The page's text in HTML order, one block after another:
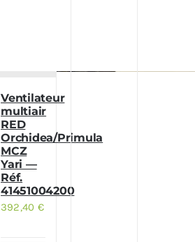
Ventilateur
multiair
RED
Orchidea/Primula
MCZ
Yari —
Réf.
41451004200
392,40 €